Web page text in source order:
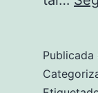
Publicada